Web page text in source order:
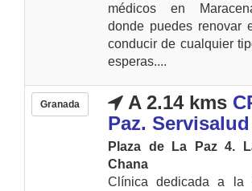
médicos en
donde puedes renovar
conducir de cualquier
esperas....
Granada A 2.14 kms
Paz.
Plaza de La Paz 4.
Chana
Clínica dedicada a la